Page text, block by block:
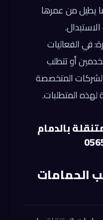
يطيل من عمرها
في الفعاليات
أو تتطلب
الشركات المتخصصة
لهذه المتطلبات.
بالدمام
الحمامات